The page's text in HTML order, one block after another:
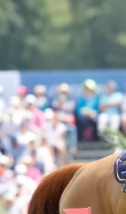
DALŠÍ SPORTY
Americký
Baseball a
Basketbal
Biatlon
NEPŘEHLÉDNĚTE
Soutěže
Historické
Aplikace ČT